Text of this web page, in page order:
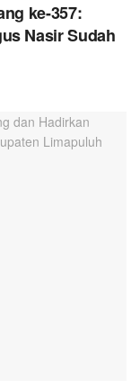
ke-357:
Nasir Sudah